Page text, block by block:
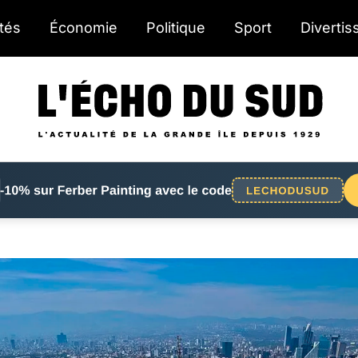
Économie Politique Sport